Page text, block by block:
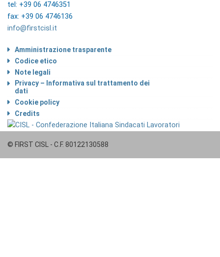
tel: +39 06 4746351
fax: +39 06 4746136
info@firstcisl.it
Amministrazione trasparente
Codice etico
Note legali
Privacy – Informativa sul trattamento dei
dati
Cookie policy
Credits
© FIRST CISL - C.F. 80122130588